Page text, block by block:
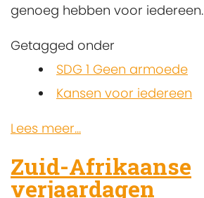
genoeg hebben voor iedereen.
Getagged onder
SDG 1 Geen armoede
Kansen voor iedereen
Lees meer...
Zuid-Afrikaanse
verjaardagen